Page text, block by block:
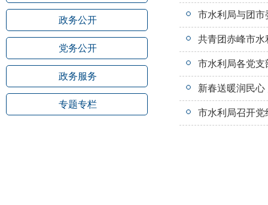
政务公开
党务公开
政务服务
专题专栏
市水利局与团市
共青团赤峰市水
市水利局各党支
新春送暖润民
市水利局召开党